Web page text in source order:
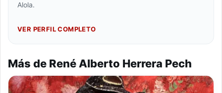
Alola.
VER PERFIL COMPLETO
Más de René Alberto Herrera Pech